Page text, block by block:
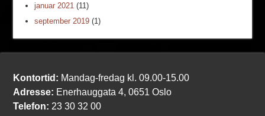
januar 2021 (11)
september 2019 (1)
Kontortid: Mandag-fredag kl. 09.00-15.00
Adresse: Enerhauggata 4, 0651 Oslo
Telefon: 23 30 32 00